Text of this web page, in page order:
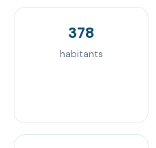
378
habitants